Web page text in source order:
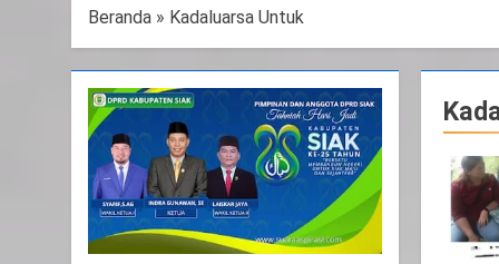
Beranda » Kadaluarsa Untuk